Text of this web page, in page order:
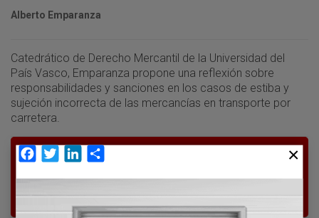
Alberto Emparanza
Catedrático de Derecho Mercantil de la Universidad del
País Vasco, Emparanza propone una reflexión sobre
responsabilidades y sanciones en los casos de estiba y
sujeción incorrecta de las mercancías en transporte por
carretera.
Para poder seguir leyendo hay que estar
suscrito a Transporte XXI, el periódico
del transporte y la logística en España.
Facebook
TwitterLinkedIn